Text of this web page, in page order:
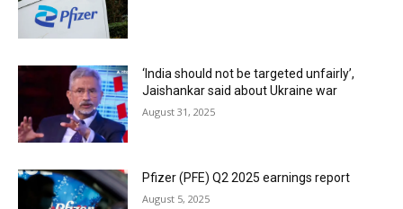
‘India should not be targeted unfairly’,
Jaishankar said about Ukraine war
August 31, 2025
Pfizer (PFE) Q2 2025 earnings report
August 5, 2025